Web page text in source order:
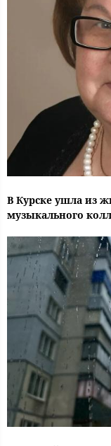
В Курске ушла из
музыкального